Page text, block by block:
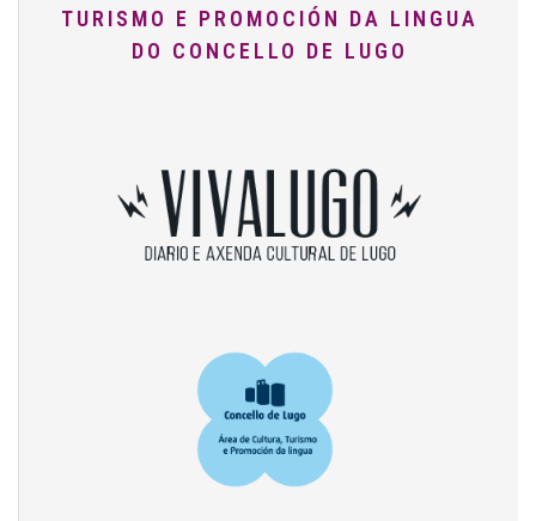
TURISMO E PROMOCIÓN DA LINGUA
DO CONCELLO DE LUGO